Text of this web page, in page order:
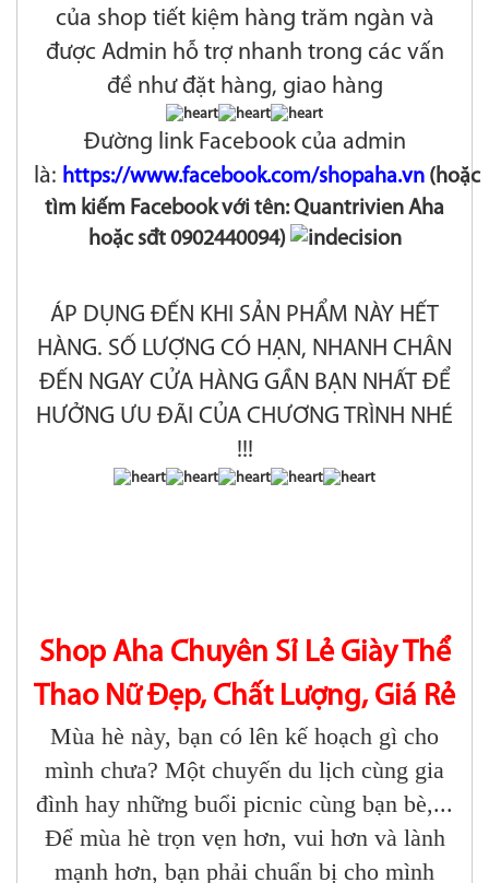
của shop tiết kiệm hàng trăm ngàn và
được Admin hỗ trợ nhanh trong các vấn
đề như đặt hàng, giao hàng
Đường link Facebook của admin
là: https://www.facebook.com/shopaha.vn (hoặc
tìm kiếm Facebook với tên: Quantrivien Aha
hoặc sđt 0902440094)
ÁP DỤNG ĐẾN KHI SẢN PHẨM NÀY HẾT
HÀNG. SỐ LƯỢNG CÓ HẠN, NHANH CHÂN
ĐẾN NGAY CỬA HÀNG GẦN BẠN NHẤT ĐỂ
HƯỞNG ƯU ĐÃI CỦA CHƯƠNG TRÌNH NHÉ
!!!
Shop Aha Chuyên Sỉ Lẻ Giày Thể
Thao Nữ Đẹp, Chất Lượng, Giá Rẻ
Mùa hè này, bạn có lên kế hoạch gì cho
mình chưa? Một chuyến du lịch cùng gia
đình hay những buổi picnic cùng bạn bè,...
Để mùa hè trọn vẹn hơn, vui hơn và lành
mạnh hơn, bạn phải chuẩn bị cho mình